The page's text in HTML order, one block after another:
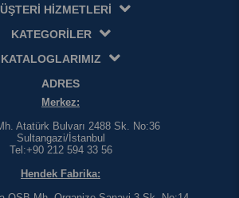
HİZMETLERİ
KATEGORİLER
KATALOGLARIMIZ
ADRES
Merkez:
Atatürk Bulvarı 2488 Sk. No:36
Sultangazi/İstanbul
Tel:+90 212 594 33 56
Hendek Fabrika: